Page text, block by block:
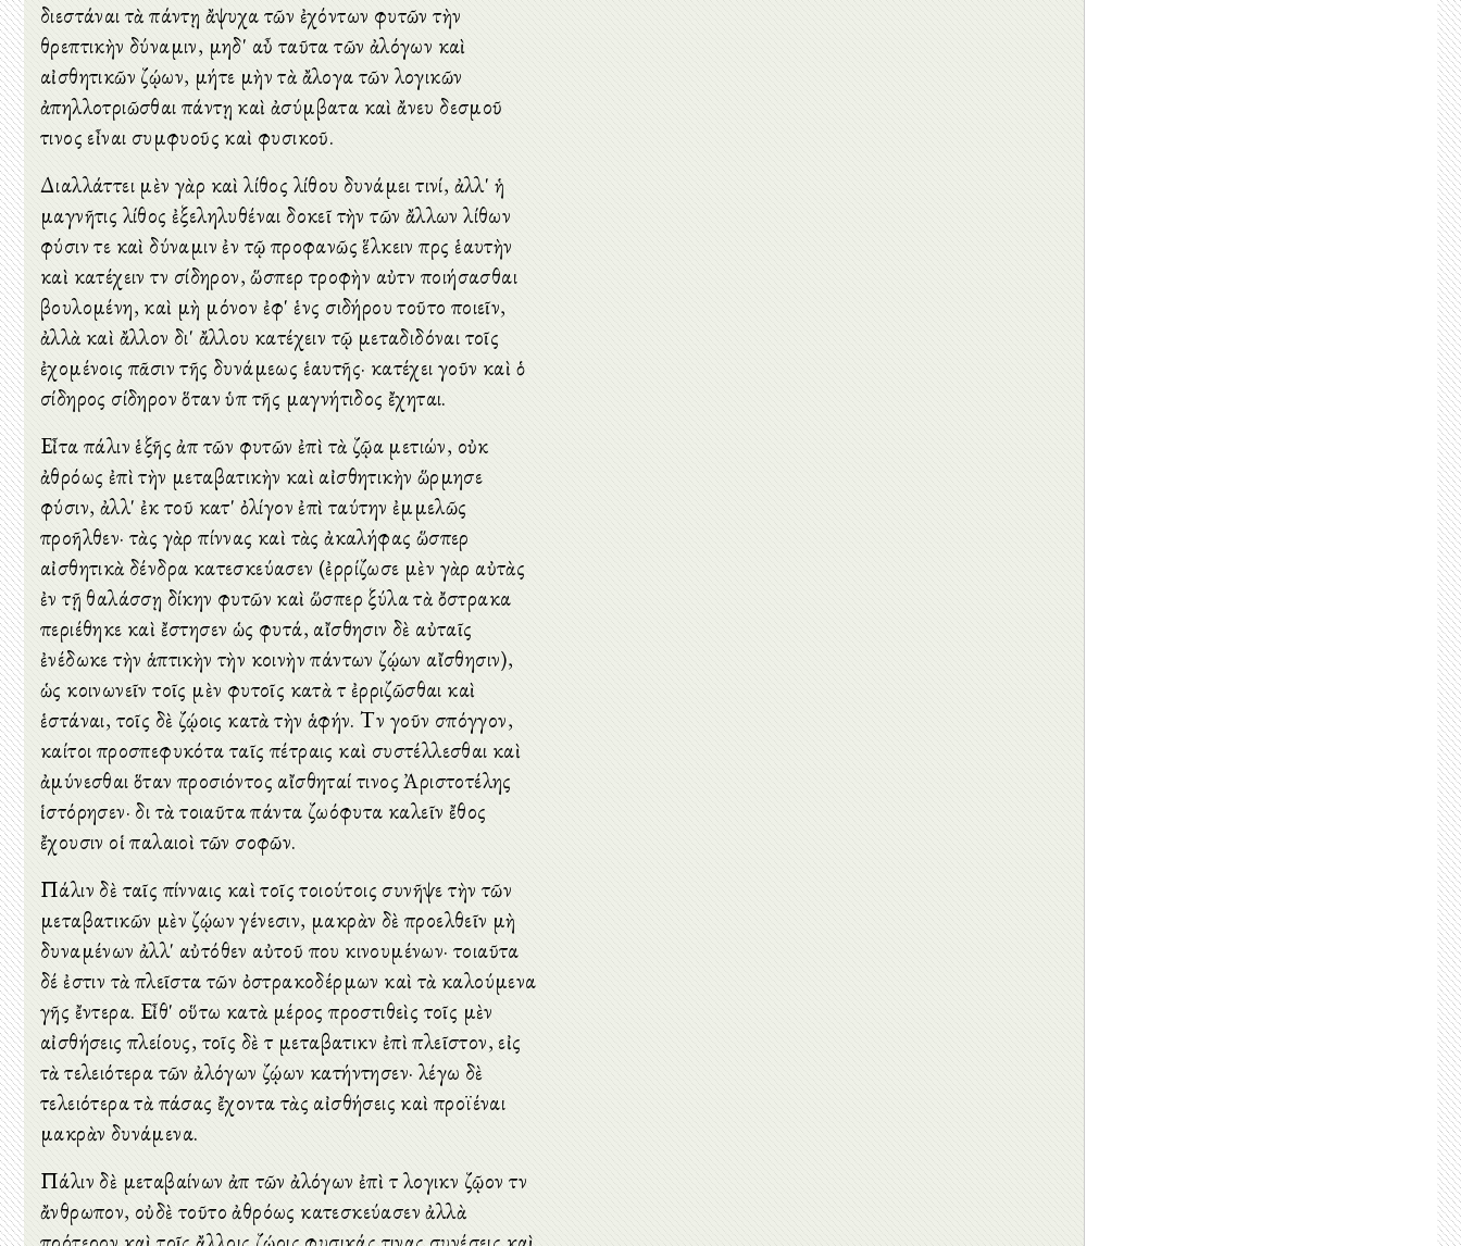
διεστάναι τὰ πάντῃ ἄψυχα τῶν ἐχόντων φυτῶν τὴν
θρεπτικὴν δύναμιν, μηδ' αὖ ταῦτα τῶν ἀλόγων καὶ
αἰσθητικῶν ζῴων, μήτε μὴν τὰ ἄλογα τῶν λογικῶν
ἀπηλλοτριῶσθαι πάντῃ καὶ ἀσύμβατα καὶ ἄνευ δεσμοῦ
τινος εἶναι συμφυοῦς καὶ φυσικοῦ.
Διαλλάττει μὲν γὰρ καὶ λίθος λίθου δυνάμει τινί, ἀλλ' ἡ
μαγνῆτις λίθος ἐξεληλυθέναι δοκεῖ τὴν τῶν ἄλλων λίθων
φύσιν τε καὶ δύναμιν ἐν τῷ προφανῶς ἕλκειν πρὸς ἑαυτὴν
καὶ κατέχειν τὸν σίδηρον, ὥσπερ τροφὴν αὐτὸν ποιήσασθαι
βουλομένη, καὶ μὴ μόνον ἐφ' ἑνὸς σιδήρου τοῦτο ποιεῖν,
ἀλλὰ καὶ ἄλλον δι' ἄλλου κατέχειν τῷ μεταδιδόναι τοῖς
ἐχομένοις πᾶσιν τῆς δυνάμεως ἑαυτῆς· κατέχει γοῦν καὶ ὁ
σίδηρος σίδηρον ὅταν ὑπὸ τῆς μαγνήτιδος ἔχηται.
Εἶτα πάλιν ἑξῆς ἀπὸ τῶν φυτῶν ἐπὶ τὰ ζῷα μετιών, οὐκ
ἀθρόως ἐπὶ τὴν μεταβατικὴν καὶ αἰσθητικὴν ὥρμησε
φύσιν, ἀλλ' ἐκ τοῦ κατ' ὀλίγον ἐπὶ ταύτην ἐμμελῶς
προῆλθεν· τὰς γὰρ πίννας καὶ τὰς ἀκαλήφας ὥσπερ
αἰσθητικὰ δένδρα κατεσκεύασεν (ἐρρίζωσε μὲν γὰρ αὐτὰς
ἐν τῇ θαλάσσῃ δίκην φυτῶν καὶ ὥσπερ ξύλα τὰ ὄστρακα
περιέθηκε καὶ ἔστησεν ὡς φυτά, αἴσθησιν δὲ αὐταῖς
ἐνέδωκε τὴν ἁπτικὴν τὴν κοινὴν πάντων ζῴων αἴσθησιν),
ὡς κοινωνεῖν τοῖς μὲν φυτοῖς κατὰ τὸ ἐρριζῶσθαι καὶ
ἑστάναι, τοῖς δὲ ζῴοις κατὰ τὴν ἁφήν. Τὸν γοῦν σπόγγον,
καίτοι προσπεφυκότα ταῖς πέτραις καὶ συστέλλεσθαι καὶ
ἀμύνεσθαι ὅταν προσιόντος αἴσθηταί τινος Ἀριστοτέλης
ἱστόρησεν· διὸ τὰ τοιαῦτα πάντα ζωόφυτα καλεῖν ἔθος
ἔχουσιν οἱ παλαιοὶ τῶν σοφῶν.
Πάλιν δὲ ταῖς πίνναις καὶ τοῖς τοιούτοις συνῆψε τὴν τῶν
μεταβατικῶν μὲν ζῴων γένεσιν, μακρὰν δὲ προελθεῖν μὴ
δυναμένων ἀλλ' αὐτόθεν αὐτοῦ που κινουμένων· τοιαῦτα
δέ ἐστιν τὰ πλεῖστα τῶν ὀστρακοδέρμων καὶ τὰ καλούμενα
γῆς ἔντερα. Εἶθ' οὕτω κατὰ μέρος προστιθεὶς τοῖς μὲν
αἰσθήσεις πλείους, τοῖς δὲ τὸ μεταβατικὸν ἐπὶ πλεῖστον, εἰς
τὰ τελειότερα τῶν ἀλόγων ζῴων κατήντησεν· λέγω δὲ
τελειότερα τὰ πάσας ἔχοντα τὰς αἰσθήσεις καὶ προϊέναι
μακρὰν δυνάμενα.
Πάλιν δὲ μεταβαίνων ἀπὸ τῶν ἀλόγων ἐπὶ τὸ λογικὸν ζῷον τὸν
ἄνθρωπον, οὐδὲ τοῦτο ἀθρόως κατεσκεύασεν ἀλλὰ